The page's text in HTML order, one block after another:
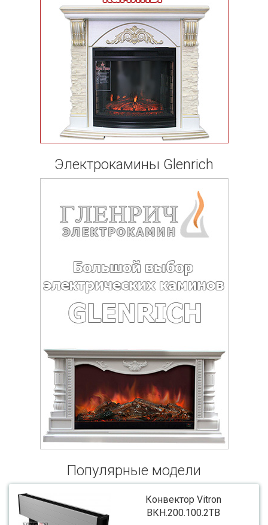
Электрокамины Glenrich
Популярные модели
Конвектор Vitron
ВКН.200.100.2ТВ